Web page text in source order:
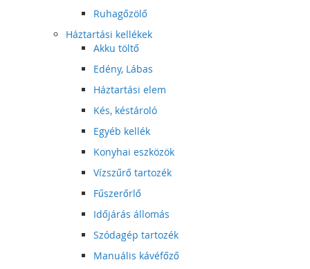
Ruhagőzölő
Háztartási kellékek
Akku töltő
Edény, Lábas
Háztartási elem
Kés, késtároló
Egyéb kellék
Konyhai eszközök
Vízszűrő tartozék
Fűszerőrlő
Időjárás állomás
Szódagép tartozék
Manuális kávéfőző